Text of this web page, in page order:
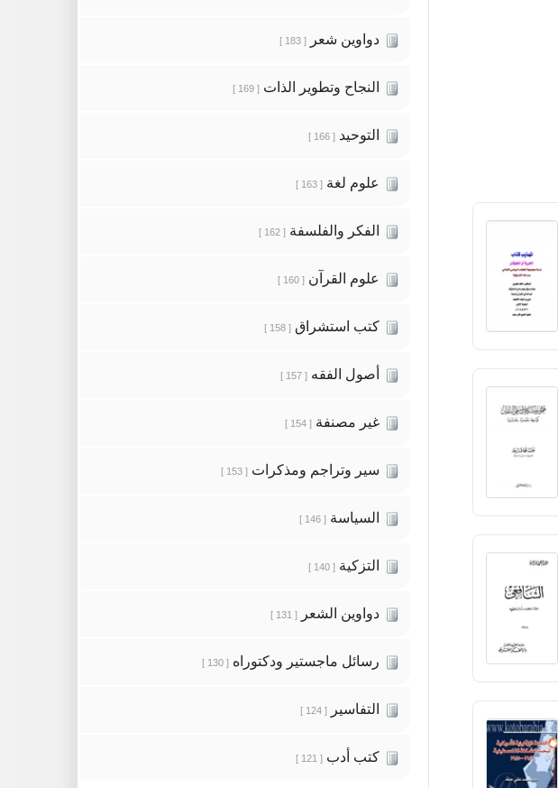
دواوين شعر [ 183 ]
النجاح وتطوير الذات [ 169 ]
التوحيد [ 166 ]
علوم لغة [ 163 ]
الفكر والفلسفة [ 162 ]
علوم القرآن [ 160 ]
كتب استشراق [ 158 ]
أصول الفقه [ 157 ]
غير مصنفة [ 154 ]
سير وتراجم ومذكرات [ 153 ]
السياسة [ 146 ]
التزكية [ 140 ]
دواوين الشعر [ 131 ]
رسائل ماجستير ودكتوراه [ 130 ]
التفاسير [ 124 ]
كتب أدب [ 121 ]